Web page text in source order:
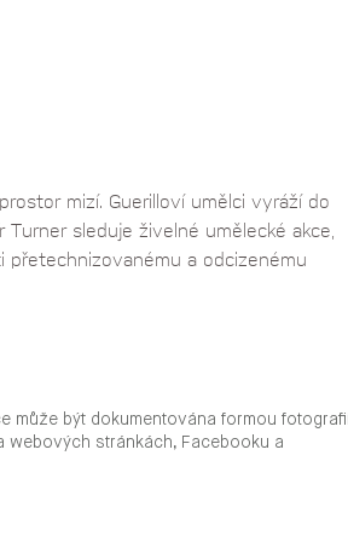
mizí. Guerilloví umělci vyráží do
Turner sleduje živelné umělecké akce,
přetechnizovanému a odcizenému
může být dokumentována formou
webových stránkách, Facebooku a